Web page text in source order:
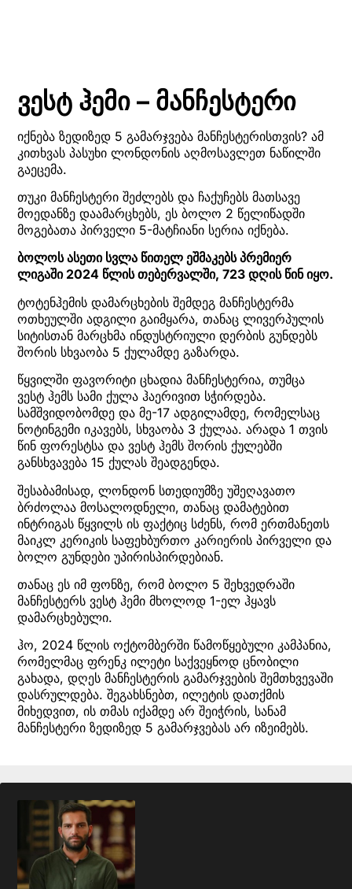
ვესტ ჰემი – მანჩესტერი
იქნება ზედიზედ 5 გამარჯვება მანჩესტერისთვის? ამ
კითხვას პასუხი ლონდონის აღმოსავლეთ ნაწილში
გაეცემა.
თუკი მანჩესტერი შეძლებს და ჩაქუჩებს მათსავე
მოედანზე დაამარცხებს, ეს ბოლო 2 წელიწადში
მოგებათა პირველი 5-მატჩიანი სერია იქნება.
ბოლოს ასეთი სვლა წითელ ეშმაკებს პრემიერ
ლიგაში 2024 წლის თებერვალში, 723 დღის წინ იყო.
ტოტენჰემის დამარცხების შემდეგ მანჩესტერმა
ოთხეულში ადგილი გაიმყარა, თანაც ლივერპულის
სიტისთან მარცხმა ინდუსტრიული დერბის გუნდებს
შორის სხვაობა 5 ქულამდე გაზარდა.
წყვილში ფავორიტი ცხადია მანჩესტერია, თუმცა
ვესტ ჰემს სამი ქულა ჰაერივით სჭირდება.
სამშვიდობომდე და მე-17 ადგილამდე, რომელსაც
ნოტინგემი იკავებს, სხვაობა 3 ქულაა. არადა 1 თვის
წინ ფორესტსა და ვესტ ჰემს შორის ქულებში
განსხვავება 15 ქულას შეადგენდა.
შესაბამისად, ლონდონ სთედიუმზე უშეღავათო
ბრძოლაა მოსალოდნელი, თანაც დამატებით
ინტრიგას წყვილს ის ფაქტიც სძენს, რომ ერთმანეთს
მაიკლ კერიკის საფეხბურთო კარიერის პირველი და
ბოლო გუნდები უპირისპირდებიან.
თანაც ეს იმ ფონზე, რომ ბოლო 5 შეხვედრაში
მანჩესტერს ვესტ ჰემი მხოლოდ 1-ელ ჰყავს
დამარცხებული.
ჰო, 2024 წლის ოქტომბერში წამოწყებული კამპანია,
რომელმაც ფრენკ ილეტი საქვეყნოდ ცნობილი
გახადა, დღეს მანჩესტერის გამარჯვების შემთხვევაში
დასრულდება. შეგახსნებთ, ილეტის დათქმის
მიხედვით, ის თმას იქამდე არ შეიჭრის, სანამ
მანჩესტერი ზედიზედ 5 გამარჯვებას არ იზეიმებს.